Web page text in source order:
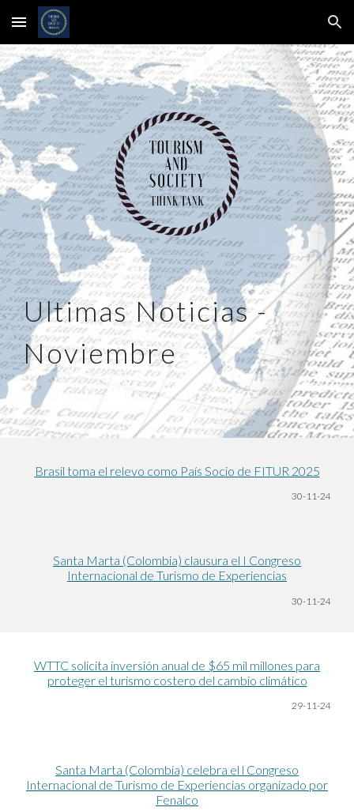
Skip to main content Skip to navigation
Ultimas Noticias -
Noviembre
Brasil toma el relevo como País Socio de FITUR 2025
30-11-24
Santa Marta (Colombia) clausura el I Congreso
Internacional de Turismo de Experiencias
30-11-24
WTTC solicita inversión anual de $65 mil millones para
proteger el turismo costero del cambio climático
29-11-24
Santa Marta (Colombia) celebra el l Congreso
Internacional de Turismo de Experiencias organizado por
Fenalco